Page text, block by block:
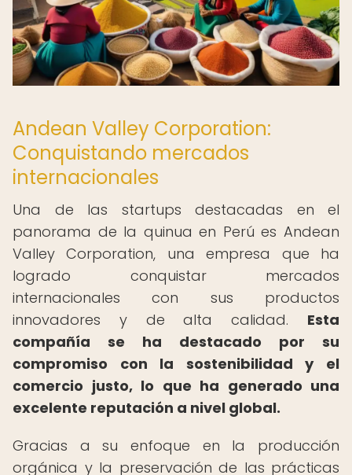
Andean Valley Corporation:
Conquistando mercados
internacionales
Una de las startups destacadas en el
panorama de la quinua en Perú es Andean
Valley Corporation, una empresa que ha
logrado conquistar mercados
internacionales con sus productos
innovadores y de alta calidad. Esta
compañía se ha destacado por su
compromiso con la sostenibilidad y el
comercio justo, lo que ha generado una
excelente reputación a nivel global.
Gracias a su enfoque en la producción
orgánica y la preservación de las prácticas